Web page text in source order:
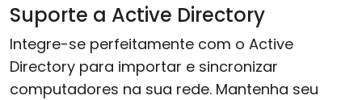
Suporte a Active Directory
Integre-se perfeitamente com o Active
Directory para importar e sincronizar
computadores na sua rede. Mantenha seu